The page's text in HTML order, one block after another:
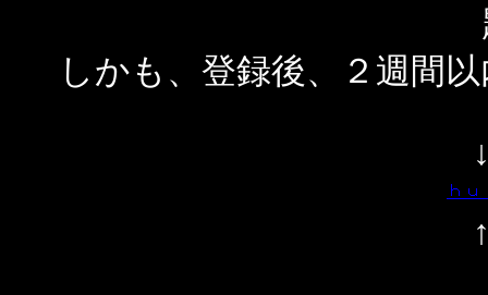
しかも、登録後、２週間